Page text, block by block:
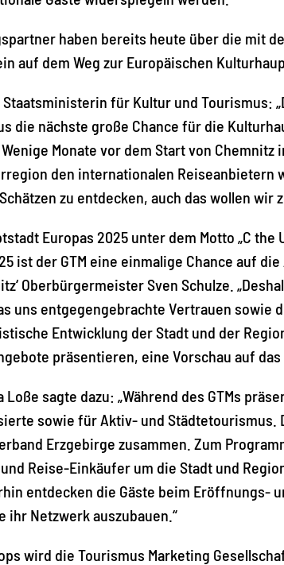
haben bereits heute über die mit
auf dem Weg zur Europäischen
für Kultur und Tourismus:
die nächste große Chance für die
Wenige Monate vor dem Start von
den internationalen
zu entdecken, auch das wollen wir
Europas 2025 unter dem Motto „C
ist der GTM eine einmalige Chance auf
Oberbürgermeister Sven Schulze.
uns entgegengebrachte Vertrauen sowie
Entwicklung der Stadt und der
präsentieren, eine Vorschau auf
Loße sagte dazu: „Während des GTMs
sowie für Aktiv- und
Erzgebirge zusammen. Zum
Reise-Einkäufer um die Stadt und
entdecken die Gäste beim Eröffnungs-
ihr Netzwerk auszubauen.“
wird die Tourismus Marketing